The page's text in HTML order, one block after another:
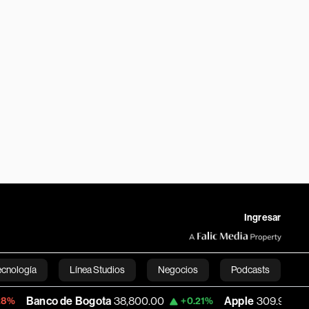
Ingresar
Línea Studios Negocios Podcasts
English
de Bogota 38,800.00 +0.21% Apple 309.90 -0.33%